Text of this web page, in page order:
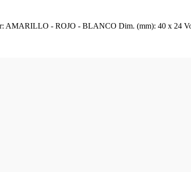
AMARILLO - ROJO - BLANCO Dim. (mm): 40 x 24